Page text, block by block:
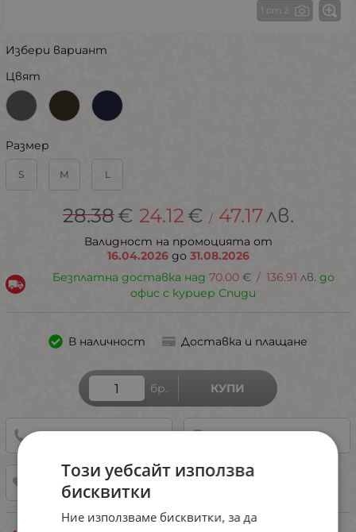
1 от 2
Избери вариант
Цвят
Размер
S M L
28.38€ 24.12 € / 47.17лв.
Валидност на промоцията от
16.04.2026 до 31.08.2026
Безплатна доставка над 70.00 € / 136.91 лв. до
офис с куриер Спиди
В наличност Доставка и плащане
бр. КУПИ
0887/ 899 685 НАПРАВИ ЗАПИТВАНЕ
ДОБАВИ В ЛЮБИМИ
Този уебсайт използва
бисквитки
Ние използваме бисквитки, за да